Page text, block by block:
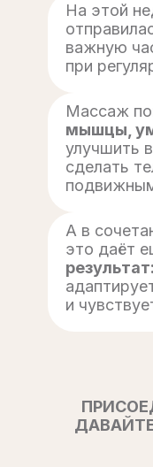
На этой
важную
при
Массаж
мышцы,
улучшить
сделать
А в
это даёт
результат:
и